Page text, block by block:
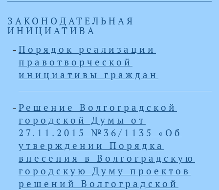
ЗАКОНОДАТЕЛЬНАЯ
ИНИЦИАТИВА
Порядок реализации
правотворческой
инициативы граждан
Решение Волгоградской
городской Думы от
27.11.2015 №36/1135 «Об
утверждении Порядка
внесения в Волгоградскую
городскую Думу проектов
решений Волгоградской